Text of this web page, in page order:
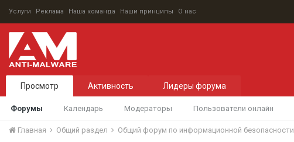
Услуги Реклама Наша команда Наши принципы О нас
Просмотр
Форумы Календарь Модераторы Пользователи онлайн
Активность Лидеры форума
Главная Общий раздел Общий форум по информационной безопасности